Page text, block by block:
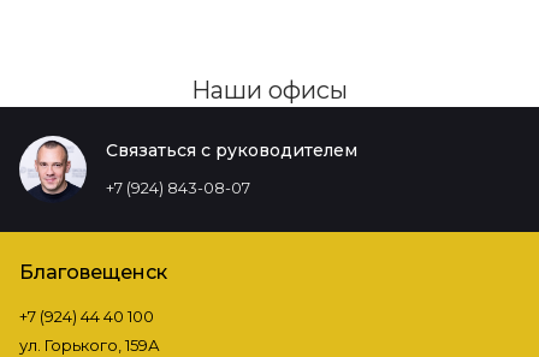
Наши офисы
Связаться с руководителем
+7 (924) 843-08-07
Благовещенск
+7 (924) 44 40 100
ул. Горького, 159А